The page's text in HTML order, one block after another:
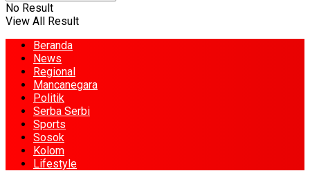
No Result
View All Result
Beranda
News
Regional
Mancanegara
Politik
Serba Serbi
Sports
Sosok
Kolom
Lifestyle